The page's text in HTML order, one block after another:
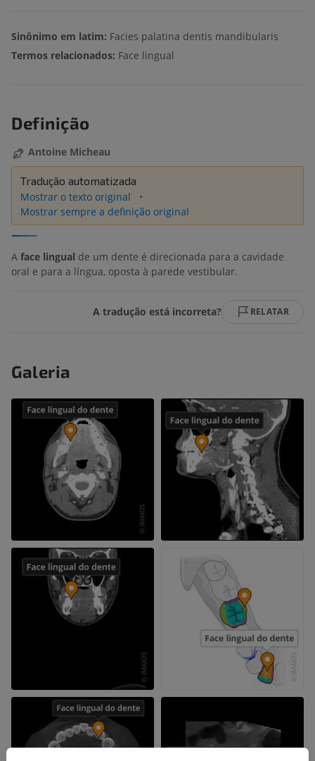
Sinônimo em latim: Facies palatina dentis mandibularis
Termos relacionados: Face lingual
Definição
Antoine Micheau
Tradução automatizada
Mostrar o texto original
Mostrar sempre a definição original
A face lingual de um dente é direcionada para a cavidade
oral e para a língua, oposta à parede vestibular.
A tradução está incorreta? RELATAR
Galeria